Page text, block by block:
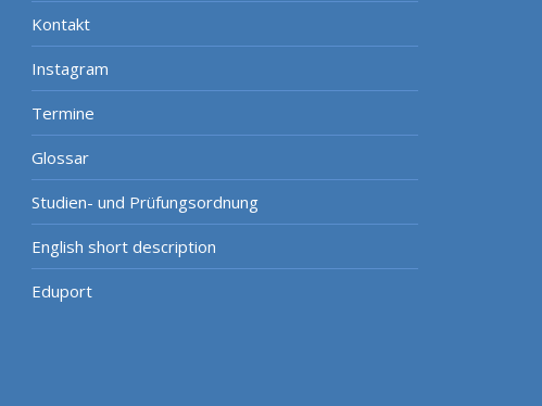
Kontakt
Instagram
Termine
Glossar
Studien- und Prüfungsordnung
English short description
Eduport